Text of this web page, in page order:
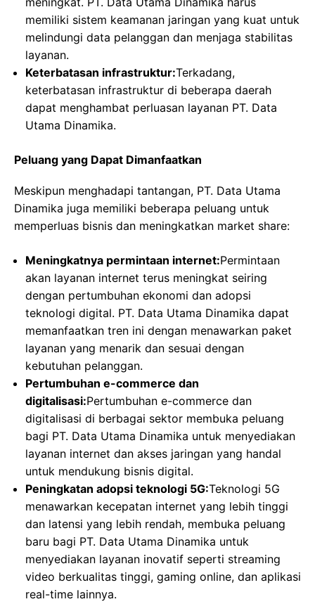
memiliki sistem keamanan jaringan yang kuat untuk
melindungi data pelanggan dan menjaga stabilitas
layanan.
Keterbatasan infrastruktur:Terkadang,
keterbatasan infrastruktur di beberapa daerah
dapat menghambat perluasan layanan PT. Data
Utama Dinamika.
Peluang yang Dapat Dimanfaatkan
Meskipun menghadapi tantangan, PT. Data Utama
Dinamika juga memiliki beberapa peluang untuk
memperluas bisnis dan meningkatkan market share:
Meningkatnya permintaan internet:Permintaan
akan layanan internet terus meningkat seiring
dengan pertumbuhan ekonomi dan adopsi
teknologi digital. PT. Data Utama Dinamika dapat
memanfaatkan tren ini dengan menawarkan paket
layanan yang menarik dan sesuai dengan
kebutuhan pelanggan.
Pertumbuhan e-commerce dan
digitalisasi:Pertumbuhan e-commerce dan
digitalisasi di berbagai sektor membuka peluang
bagi PT. Data Utama Dinamika untuk menyediakan
layanan internet dan akses jaringan yang handal
untuk mendukung bisnis digital.
Peningkatan adopsi teknologi 5G:Teknologi 5G
menawarkan kecepatan internet yang lebih tinggi
dan latensi yang lebih rendah, membuka peluang
baru bagi PT. Data Utama Dinamika untuk
menyediakan layanan inovatif seperti streaming
video berkualitas tinggi, gaming online, dan aplikasi
real-time lainnya.